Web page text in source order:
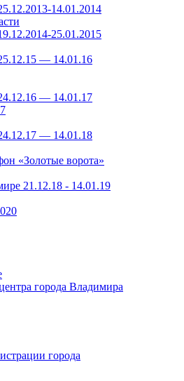
14.01.2014
25.01.2015
— 14.01.16
— 14.01.17
— 14.01.18
«Золотые ворота»
21.12.18 - 14.01.19
города Владимира
города